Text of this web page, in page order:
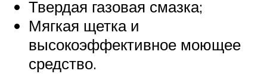
Твердая газовая смазка;
Мягкая щетка и
высокоэффективное моющее
средство.